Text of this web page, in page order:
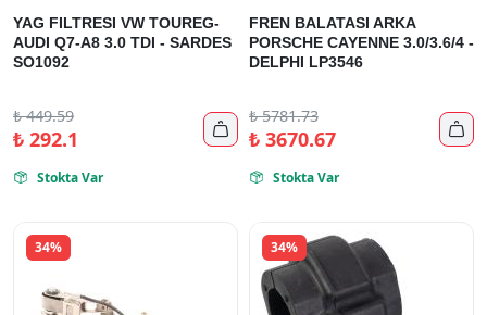
YAG FILTRESI VW TOUREG-
AUDI Q7-A8 3.0 TDI - SARDES
SO1092
₺449.59
₺292.1 
 Stokta Var
FREN BALATASI ARKA
PORSCHE CAYENNE 3.0/3.6/4 -
DELPHI LP3546
₺5781.73
₺3670.67 
 Stokta Var
34% 34%